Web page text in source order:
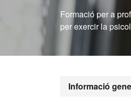
Formació per a
per exercir la
Informació